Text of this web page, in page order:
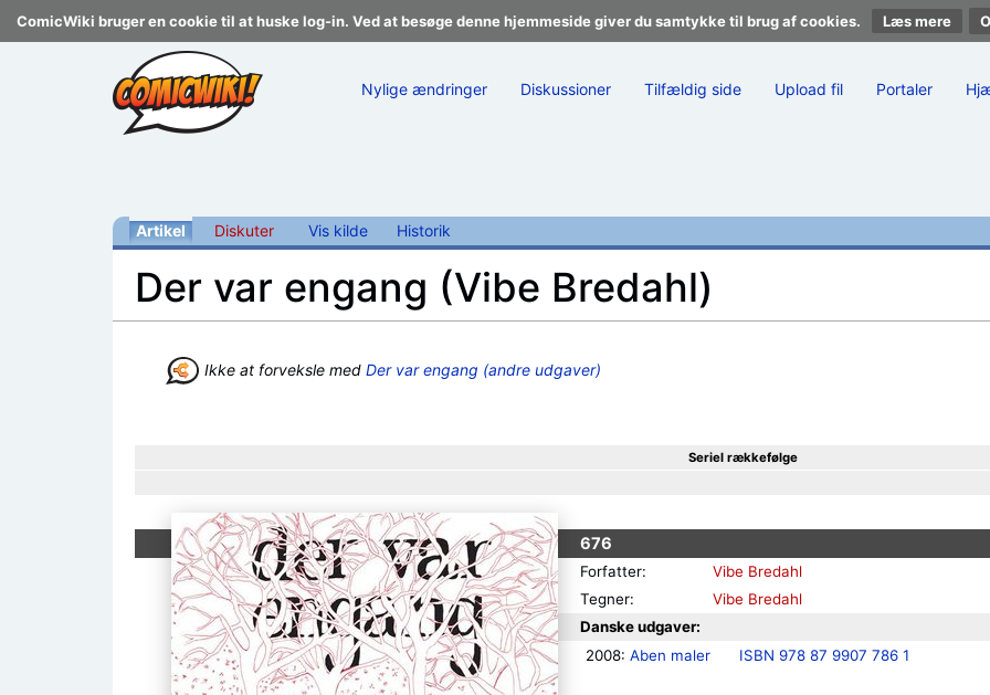
ComicWiki bruger en cookie til at huske log-in. Ved at besøge denne hjemmeside giver du samtykke til brug af cookies. Læs mere
Nylige ændringer Diskussioner Tilfældig side Upload fil Portaler
Artikel Diskuter Vis kilde Historik
Der var engang (Vibe Bredahl)
Ikke at forveksle med Der var engang (andre udgaver)
Seriel rækkefølge
676
Forfatter:
Vibe Bredahl
Tegner:
Vibe Bredahl
Danske udgaver:
2008: Aben maler ISBN 978 87 9907 786 1